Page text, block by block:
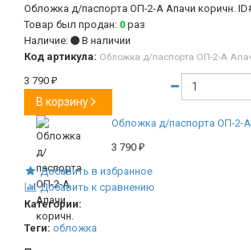
Обложка д/паспорта ОП-2-А Апачи коричн.
Товар был продан: 0 раз
Наличие:
В наличии
Код артикула: Обложка д/паспорта ОП-2-А
3 790 ₽
В корзину
Обложка д/паспорта ОП-2-А
3 790 ₽
Добавить в избранное
Добавить к сравнению
Категории:
Теги: обложка